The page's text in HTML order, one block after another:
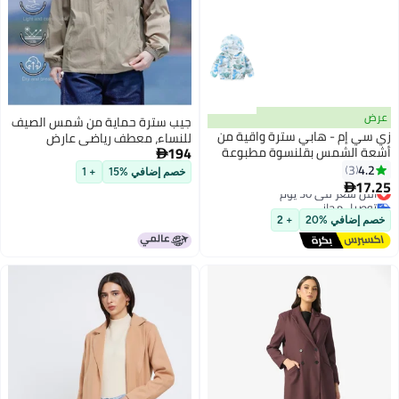
4
عرض
زي سي إم - هابي سترة واقية من
أشعة الشمس بقلنسوة مطبوعة
للأطفال / الأطفال ، حماية خفيفة
الوزن للأشعة فوق البنفسجية
مسامية
4.2
3
17.25
أقل سعر في 30 يوم
توصيل مجاني
أقل سعر في 30 يوم
خصم إضافي %20 + 2
جيب سترة حماية من شمس الصيف
للنساء، معطف رياضي عارض
للأشعة فوق البنفسجية للمناسبات
الخارجية العادية، قميص واقي من
الشمس مريح خفيف الوزن فضفاض
194
خصم إضافي %15 + 1